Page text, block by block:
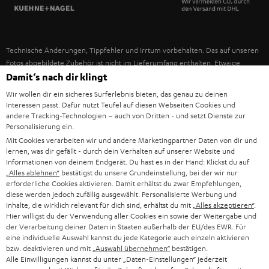
NEUHEITEN
UNSER MANAGEMENT
UNSERE WERTE
BILDUNGSRABATT
GESCHENKGUTSCHEIN
BARRIEREFREIHEIT
USA
WEITERE LÄNDER
Technische Änderungen, Tippfehler und Irrtum vorbehalten. Das auf unseren
Fotos abgebildete Zubehör ist nicht im Lieferumfang enthalten. Etwaige
Entsorgungsgebühren für Batterien sind im Preis inbegriffen.
©2026 Lautsprecher Teufel GmbH - All rights reserved.
Impressum AGB
Vertrag widerrufen
Damit‘s nach dir klingt
Wir wollen dir ein sicheres Surferlebnis bieten, das genau zu deinen
Interessen passt. Dafür nutzt Teufel auf diesen Webseiten Cookies und
andere Tracking-Technologien – auch von Dritten - und setzt Dienste zur
Personalisierung ein.
Mit Cookies verarbeiten wir und andere Marketingpartner Daten von dir und
lernen, was dir gefällt - durch dein Verhalten auf unserer Website und
Informationen von deinem Endgerät. Du hast es in der Hand: Klickst du auf
„Alles ablehnen“ bestätigst du unsere Grundeinstellung, bei der wir nur
erforderliche Cookies aktivieren. Damit erhältst du zwar Empfehlungen,
diese werden jedoch zufällig ausgewählt. Personalisierte Werbung und
Inhalte, die wirklich relevant für dich sind, erhältst du mit „Alles akzeptieren“.
Hier willigst du der Verwendung aller Cookies ein sowie der Weitergabe und
der Verarbeitung deiner Daten in Staaten außerhalb der EU/des EWR. Für
eine individuelle Auswahl kannst du jede Kategorie auch einzeln aktivieren
bzw. deaktivieren und mit „Auswahl übernehmen“ bestätigen.
Alle Einwilligungen kannst du unter „Daten-Einstellungen“ jederzeit